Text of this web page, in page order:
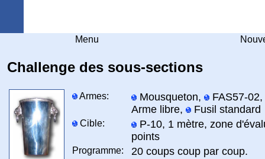
Menu
Challenge des sous-sections
Armes: Mousqueton,
FAS57-02,
Arme libre,
Fusil standard
Cible:
P-10, 1 mètre, zone
points
Programme: 20 coups coup par coup.